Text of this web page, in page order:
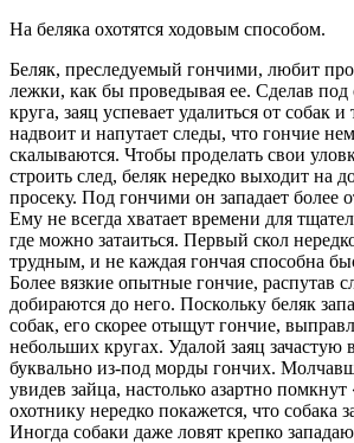
На беляка охотятся ходовым способом.
Беляк, преследуемый гончими, любит
лежки, как бы проведывая ее. Сделав под
круга, заяц успевает удалиться от собак и
надвоит и напутает следы, что гончие
скалываются. Чтобы проделать свои
строить след, беляк нередко выходит на
просеку. Под гончими он западает более
Ему не всегда хватает времени для
где можно затаиться. Первый скол
трудным, и не каждая гончая способна
Более вязкие опытные гончие, распутав
добираются до него. Поскольку беляк
собак, его скорее отыщут гончие,
небольших кругах. Удалой заяц зачастую
буквально из-под морды гончих.
увидев зайца, настолько азартно
охотнику нередко покажется, что собака
Иногда собаки даже ловят крепко